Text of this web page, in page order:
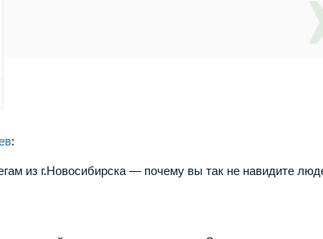
:
из г.Новосибирска — почему вы так не навидите